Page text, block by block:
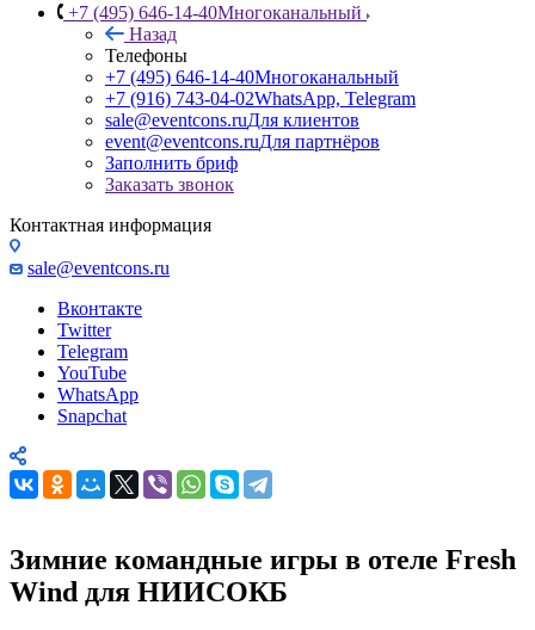
+7 (495) 646-14-40Многоканальный
Назад
Телефоны
+7 (495) 646-14-40Многоканальный
+7 (916) 743-04-02WhatsApp, Telegram
sale@eventcons.ruДля клиентов
event@eventcons.ruДля партнёров
Заполнить бриф
Заказать звонок
Контактная информация
sale@eventcons.ru
Вконтакте
Twitter
Telegram
YouTube
WhatsApp
Snapchat
Зимние командные игры в отеле Fresh
Wind для НИИСОКБ